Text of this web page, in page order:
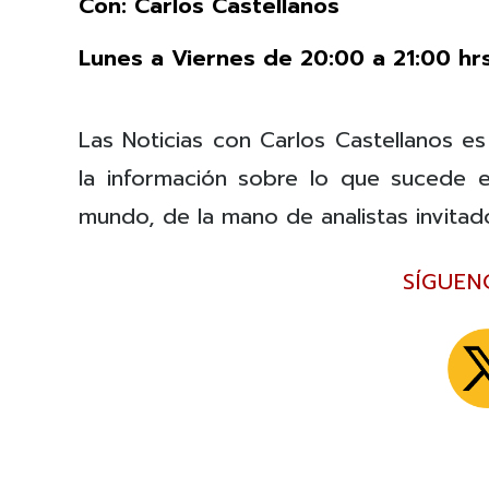
Lunes a Viernes de 20:00 a 21:00
Las Noticias con Carlos Castellanos
la información sobre lo que sucede
mundo, de la mano de analistas